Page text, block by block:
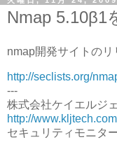
Nmap 5.10β1
nmap開発サイトの
http://seclists.org/
---
株式会社ケイエルジ
http://www.kljtech.com
セキュリティモニタ